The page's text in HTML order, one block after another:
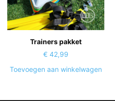
Trainers pakket
€ 42,99
Toevoegen aan winkelwagen